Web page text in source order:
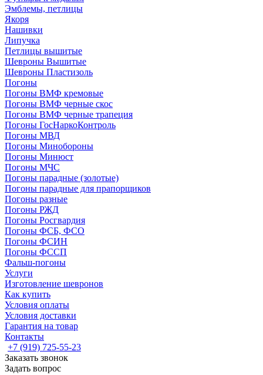
Эмблемы, петлицы
Якоря
Нашивки
Липучка
Петлицы вышитые
Шевроны Вышитые
Шевроны Пластизоль
Погоны
Погоны ВМФ кремовые
Погоны ВМФ черные скос
Погоны ВМФ черные трапеция
Погоны ГосНаркоКонтроль
Погоны МВД
Погоны Минобороны
Погоны Минюст
Погоны МЧС
Погоны парадные (золотые)
Погоны парадные для прапорщиков
Погоны разные
Погоны РЖД
Погоны Росгвардия
Погоны ФСБ, ФСО
Погоны ФСИН
Погоны ФССП
Фальш-погоны
Услуги
Изготовление шевронов
Как купить
Условия оплаты
Условия доставки
Гарантия на товар
Контакты
+7 (919) 725-55-23
Заказать звонок
Задать вопрос